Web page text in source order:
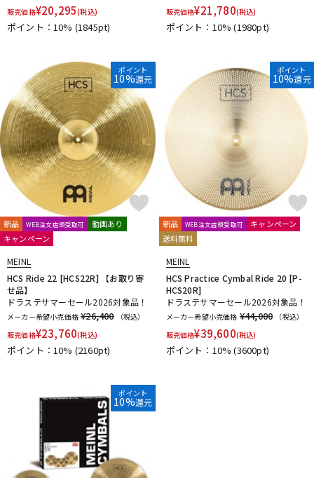
配信/ライブ機器 楽器アクセサリ
中古 ヴィンテージ
販売価格¥20,295(税込)
ポイント：10% (1845pt)
販売価格¥21,780(税込)
ポイント：10%(1980pt)
ポイント
10%還元
新品 WEB注文店頭受取可
動画あり
キャンペーン
MEINL
HCS Ride 22 [HCS22R] 【お取り寄
せ品】
ドラステサマーセール2026対象品！
メーカー希望小売価格 ¥26,400
（税込）
販売価格¥23,760(税込)
ポイント：10% (2160pt)
ポイント
10%還元
新品 WEB注文店頭受取可
キャンペーン
送料無料
MEINL
HCS Practice Cymbal Ride 20 [P-
HCS20R]
ドラステサマーセール2026対象品！
メーカー希望小売価格 ¥44,000
（税込）
販売価格¥39,600(税込)
ポイント：10%(3600pt)
ポイント
10%還元